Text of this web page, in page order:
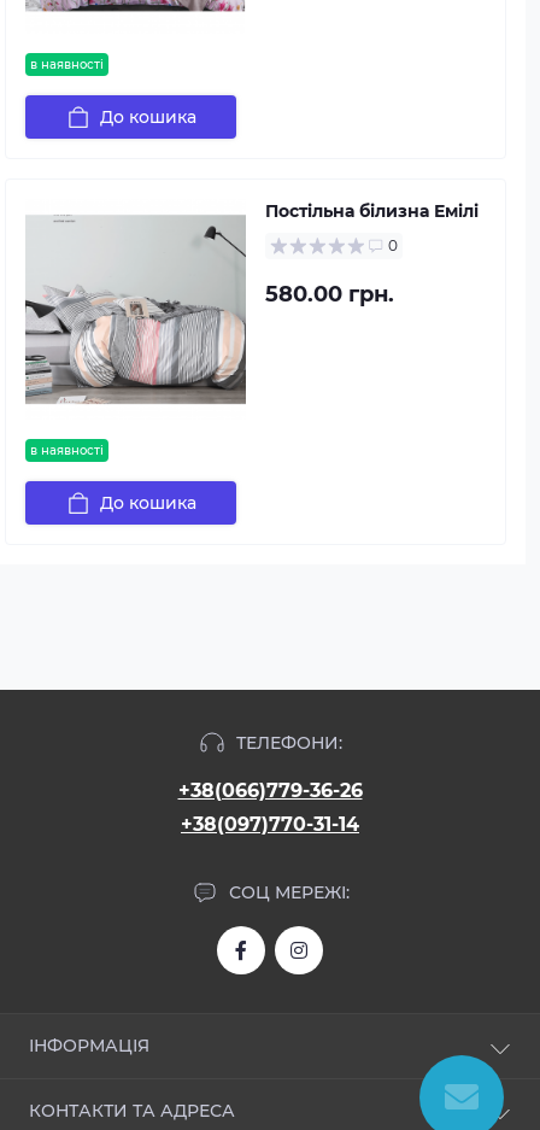
в наявності
До кошика
в наявності
Постільна білизна Емілі
0
580.00 грн.
До кошика
ТЕЛЕФОНИ:
+38(066)779-36-26
+38(097)770-31-14
СОЦ МЕРЕЖІ:
ІНФОРМАЦІЯ
Доставка і оплата
КОНТАКТИ ТА АДРЕСА